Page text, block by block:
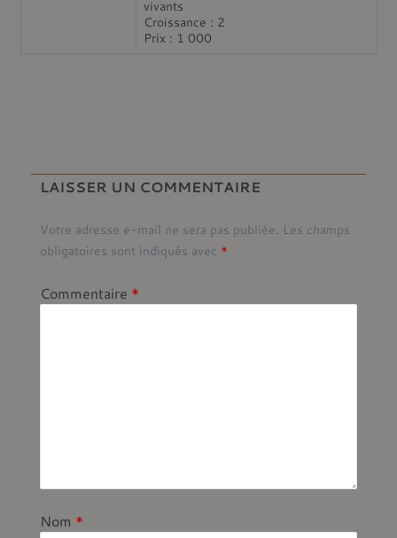
vivants
Croissance : 2
Prix : 1 000
LAISSER UN COMMENTAIRE
Votre adresse e-mail ne sera pas publiée. Les champs
obligatoires sont indiqués avec *
Commentaire *
Nom *